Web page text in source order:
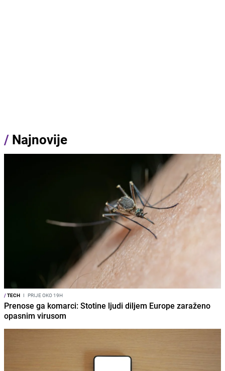
/ Najnovije
/TECH I PRIJE OKO 19H
Prenose ga komarci: Stotine ljudi diljem Europe zaraženo
opasnim virusom